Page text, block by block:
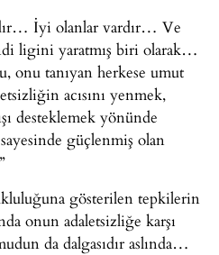
İyi olanlar vardır… Ve
ligini yaratmış biri olarak…
onu tanıyan herkese umut
acısını yenmek,
desteklemek yönünde
güçlenmiş olan
gösterilen tepkilerin
onun adaletsizliğe karşı
da dalgasıdır aslında…